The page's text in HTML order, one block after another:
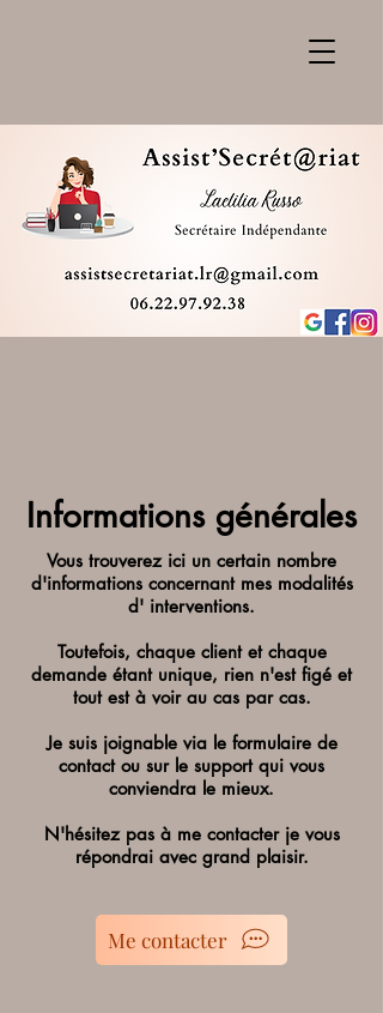
Informations générales
Vous trouverez ici un certain nombre
d'informations concernant mes modalités
d' interventions.
Toutefois, chaque client et chaque
demande étant unique, rien n'est figé et
tout est à voir au cas par cas.
Je suis joignable via le formulaire de
contact ou sur le support qui vous
conviendra le mieux.
N'hésitez pas à me contacter je vous
répondrai avec grand plaisir.
Me contacter